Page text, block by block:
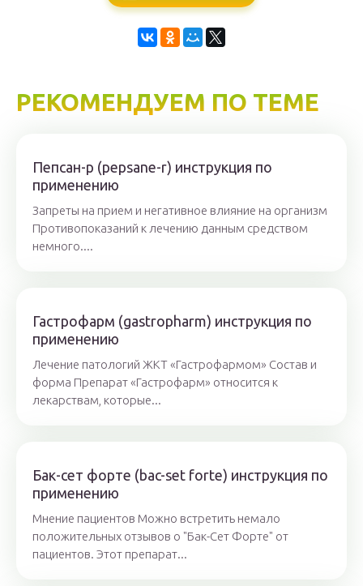
РЕКОМЕНДУЕМ ПО ТЕМЕ
Пепсан-р (pepsane-r) инструкция по
применению
Запреты на прием и негативное влияние на организм
Противопоказаний к лечению данным средством
немного....
Гастрофарм (gastropharm) инструкция по
применению
Лечение патологий ЖКТ «Гастрофармом» Состав и
форма Препарат «Гастрофарм» относится к
лекарствам, которые...
Бак-сет форте (bac-set forte) инструкция по
применению
Мнение пациентов Можно встретить немало
положительных отзывов о "Бак-Сет Форте" от
пациентов. Этот препарат...